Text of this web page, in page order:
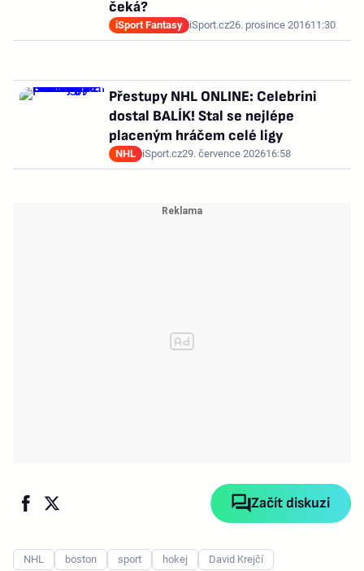
čeká?
iSport Fantasy iSport.cz26. prosince 201611:30
Přestupy NHL ONLINE: Celebrini
dostal BALÍK! Stal se nejlépe
placeným hráčem celé ligy
NHL iSport.cz29. července 202616:58
Začít diskuzi
NHL boston sport hokej David Krejčí